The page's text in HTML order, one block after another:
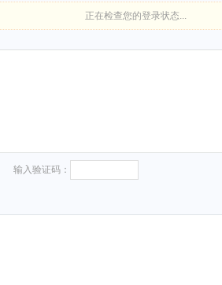
正在检查您的登录状态...
输入验证码：